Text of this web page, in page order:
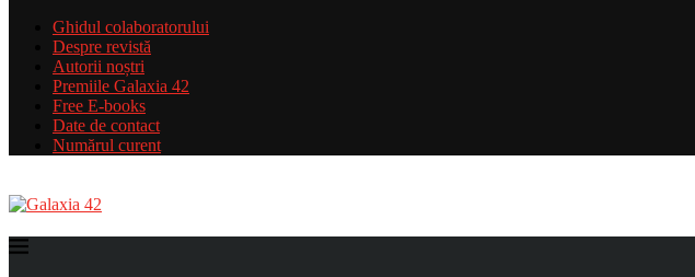
Ghidul colaboratorului
Despre revistă
Autorii noștri
Premiile Galaxia 42
Free E-books
Date de contact
Numărul curent